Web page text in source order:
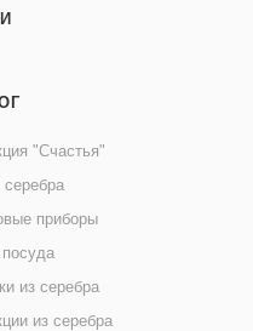
"Счастья"
приборы
из серебра
из серебра